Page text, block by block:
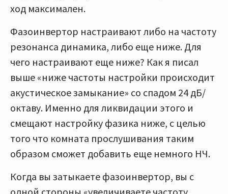
ход максимален.
Фазоинвертор настраивают либо на частоту
резонанса динамика, либо еще ниже. Для
чего настраивают еще ниже? Как я писал
выше «ниже частоты настройки происходит
акустическое замыкание» со спадом 24 дБ/
октаву. Именно для ликвидации этого и
смещают настройку фазика ниже, с целью
того что комната прослушивания таким
образом сможет добавить еще немного НЧ.
Когда вы затыкаете фазоинвертор, вы с